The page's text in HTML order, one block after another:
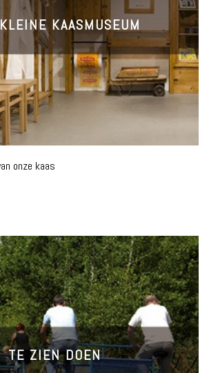
KAASMUSEUM
onze kaas
TE ZIEN DOEN